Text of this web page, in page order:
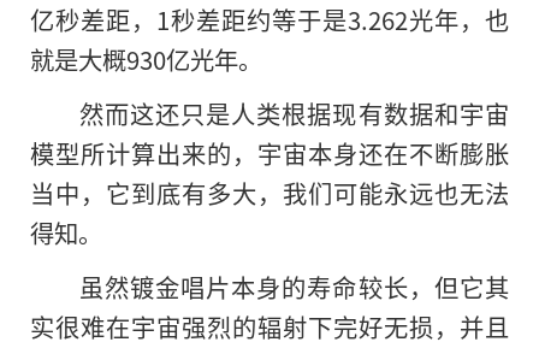
亿秒差距，1秒差距约等于是3.262光年，也
就是大概930亿光年。
然而这还只是人类根据现有数据和宇宙
模型所计算出来的，宇宙本身还在不断膨胀
当中，它到底有多大，我们可能永远也无法
得知。
虽然镀金唱片本身的寿命较长，但它其
实很难在宇宙强烈的辐射下完好无损，并且